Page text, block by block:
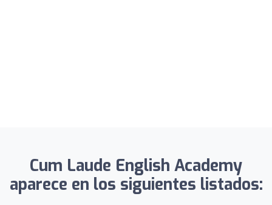
Cum Laude English Academy
aparece en los siguientes listados: